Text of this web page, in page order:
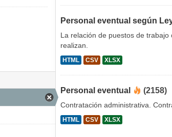
Personal eventual según
La relación de puestos de
realizan.
HTML CSV XLSX
Personal eventual (2158)
Contratación administrativa.
HTML CSV XLSX